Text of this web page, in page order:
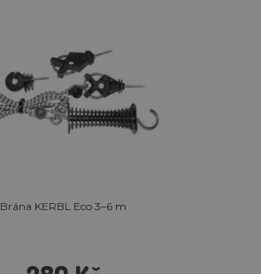
Brána KERBL Eco 3–6 m